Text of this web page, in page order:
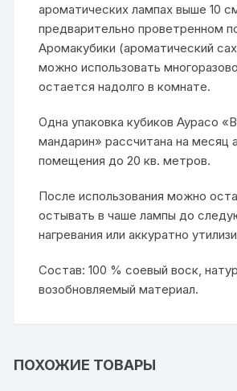
ароматических лампах выше 10
предварительно проветренном
Аромакубики (ароматический
можно использовать
остается надолго в комнате.
Одна упаковка кубиков Аурасо
мандарин» рассчитана на месяц
помещения до 20 кв. метров.
После использования можно
остывать в чаше лампы до
нагревания или аккуратно
Состав: 100 % соевый воск,
возобновляемый материал.
ПОХОЖИЕ ТОВАРЫ